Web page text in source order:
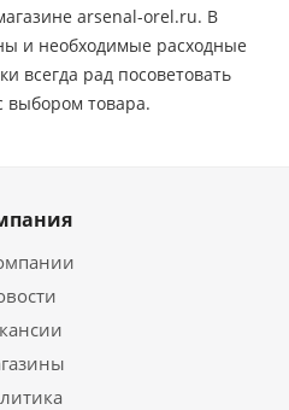
arsenal-orel.ru. В
и необходимые расходные
всегда рад посоветовать
товара.